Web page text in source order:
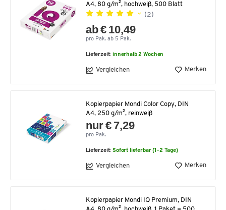
A4, 80 g/m², hochweiß, 500 Blatt
(2)
ab € 10,49
pro Pak. ab 5 Pak.
Lieferzeit:innerhalb 2 Wochen
Vergleichen Merken
Kopierpapier Mondi Color Copy, DIN
A4, 250 g/m², reinweiß
nur € 7,29
pro Pak.
Lieferzeit:Sofort lieferbar (1-2 Tage)
Vergleichen Merken
Kopierpapier Mondi IQ Premium, DIN